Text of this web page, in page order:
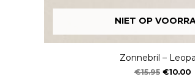
NIET OP
Zonnebril –
€15.95 €10.00